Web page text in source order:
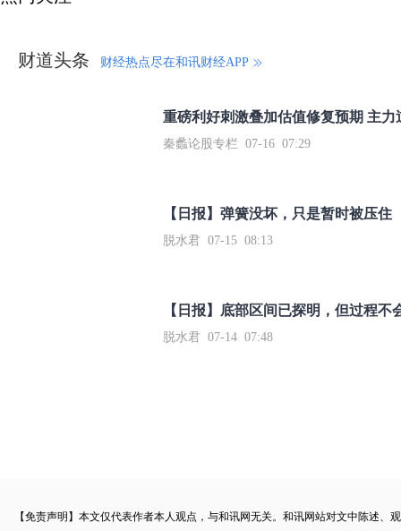
财道头条 财经热点尽在和讯财经APP
秦蠡论股专栏 07-16 07:29
【日报】弹簧没坏，只是暂时被压住
脱水君 07-15 08:13
【日报】底部区间已探明，但过程不
脱水君 07-14 07:48
【免责声明】本文仅代表作者本人观点，与和讯网无关。和讯网站对文中陈述